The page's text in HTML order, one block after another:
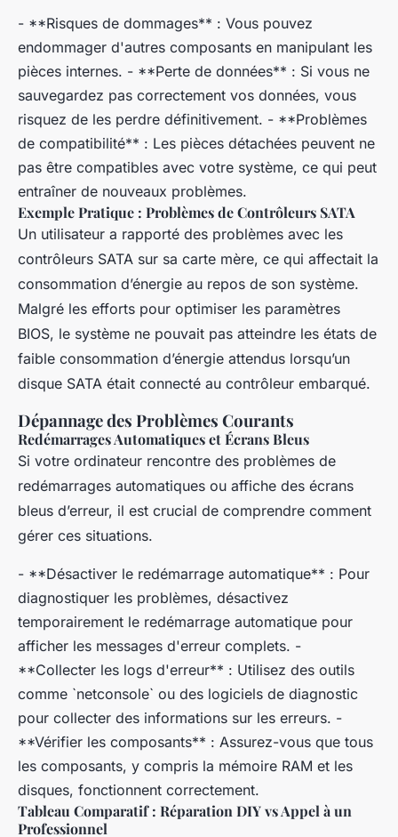
- **Risques de dommages** : Vous pouvez
endommager d'autres composants en manipulant les
pièces internes. - **Perte de données** : Si vous ne
sauvegardez pas correctement vos données, vous
risquez de les perdre définitivement. - **Problèmes
de compatibilité** : Les pièces détachées peuvent ne
pas être compatibles avec votre système, ce qui peut
entraîner de nouveaux problèmes.
Exemple Pratique : Problèmes de Contrôleurs SATA
Un utilisateur a rapporté des problèmes avec les
contrôleurs SATA sur sa carte mère, ce qui affectait la
consommation d’énergie au repos de son système.
Malgré les efforts pour optimiser les paramètres
BIOS, le système ne pouvait pas atteindre les états de
faible consommation d’énergie attendus lorsqu’un
disque SATA était connecté au contrôleur embarqué.
Dépannage des Problèmes Courants
Redémarrages Automatiques et Écrans Bleus
Si votre ordinateur rencontre des problèmes de
redémarrages automatiques ou affiche des écrans
bleus d’erreur, il est crucial de comprendre comment
gérer ces situations.
- **Désactiver le redémarrage automatique** : Pour
diagnostiquer les problèmes, désactivez
temporairement le redémarrage automatique pour
afficher les messages d'erreur complets. -
**Collecter les logs d'erreur** : Utilisez des outils
comme `netconsole` ou des logiciels de diagnostic
pour collecter des informations sur les erreurs. -
**Vérifier les composants** : Assurez-vous que tous
les composants, y compris la mémoire RAM et les
disques, fonctionnent correctement.
Tableau Comparatif : Réparation DIY vs Appel à un
Professionnel